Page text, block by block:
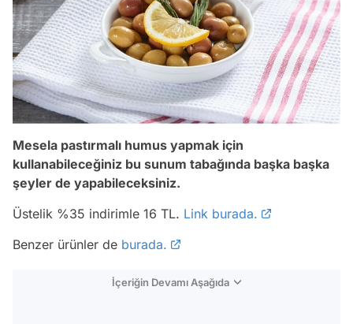
Mesela pastırmalı humus yapmak için
kullanabileceğiniz bu sunum tabağında başka başka
şeyler de yapabileceksiniz.
Üstelik %35 indirimle 16 TL. Link burada.
Benzer ürünler de burada.
İçeriğin Devamı Aşağıda